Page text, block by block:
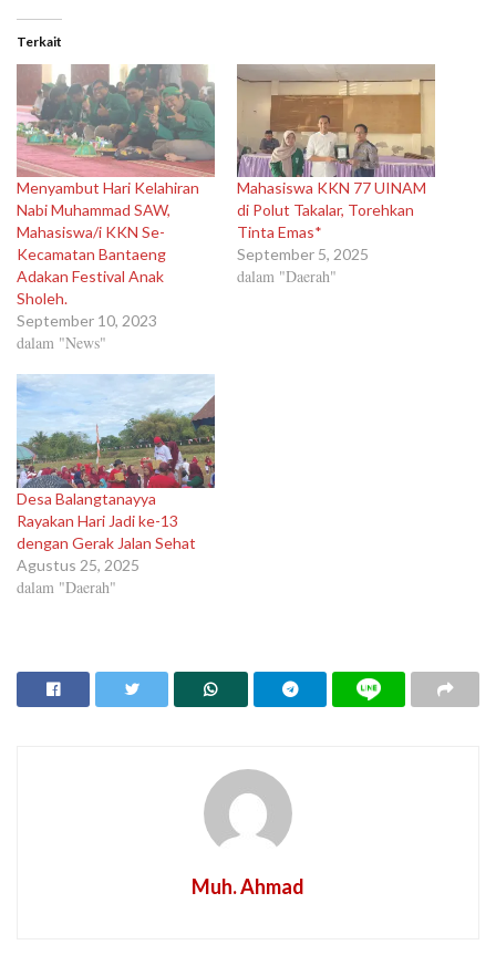
Terkait
Menyambut Hari Kelahiran
Nabi Muhammad SAW,
Mahasiswa/i KKN Se-
Kecamatan Bantaeng
Adakan Festival Anak
Sholeh.
September 10, 2023
dalam "News"
Mahasiswa KKN 77 UINAM
di Polut Takalar, Torehkan
Tinta Emas*
September 5, 2025
dalam "Daerah"
Desa Balangtanayya
Rayakan Hari Jadi ke-13
dengan Gerak Jalan Sehat
Agustus 25, 2025
dalam "Daerah"
Muh. Ahmad